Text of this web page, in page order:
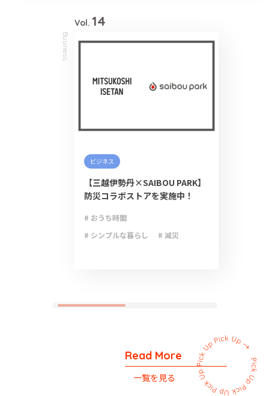
Business
Vol. 14
ビジネス
【三越伊勢丹×SAIBOU PARK】
防災コラボストアを実施中！
# おうち時間
# シンプルな暮らし
# 減災
Read More
一覧を見る